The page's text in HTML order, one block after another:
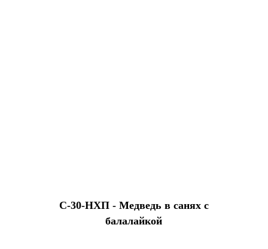
С-30-HХП - Медведь в санях с
балалайкой